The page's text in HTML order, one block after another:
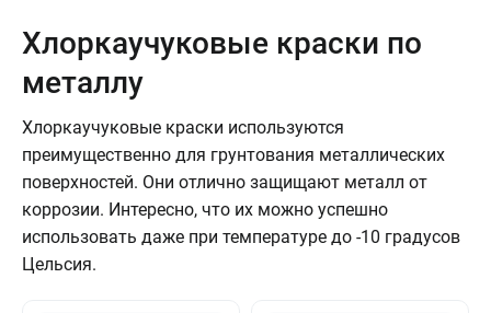
Хлоркаучуковые краски по
металлу
Хлоркаучуковые краски используются
преимущественно для грунтования металлических
поверхностей. Они отлично защищают металл от
коррозии. Интересно, что их можно успешно
использовать даже при температуре до -10 градусов
Цельсия.